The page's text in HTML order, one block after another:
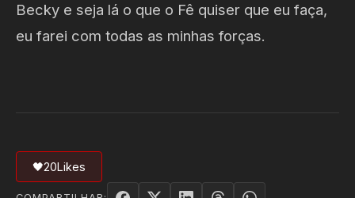
Becky e seja lá o que o Fê quiser que eu faça,
eu farei com todas as minhas forças.
🖤20Likes